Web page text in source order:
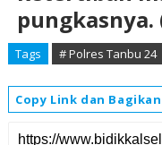
pungkasnya.
Tags # Polres Tanbu 24
Copy Link dan